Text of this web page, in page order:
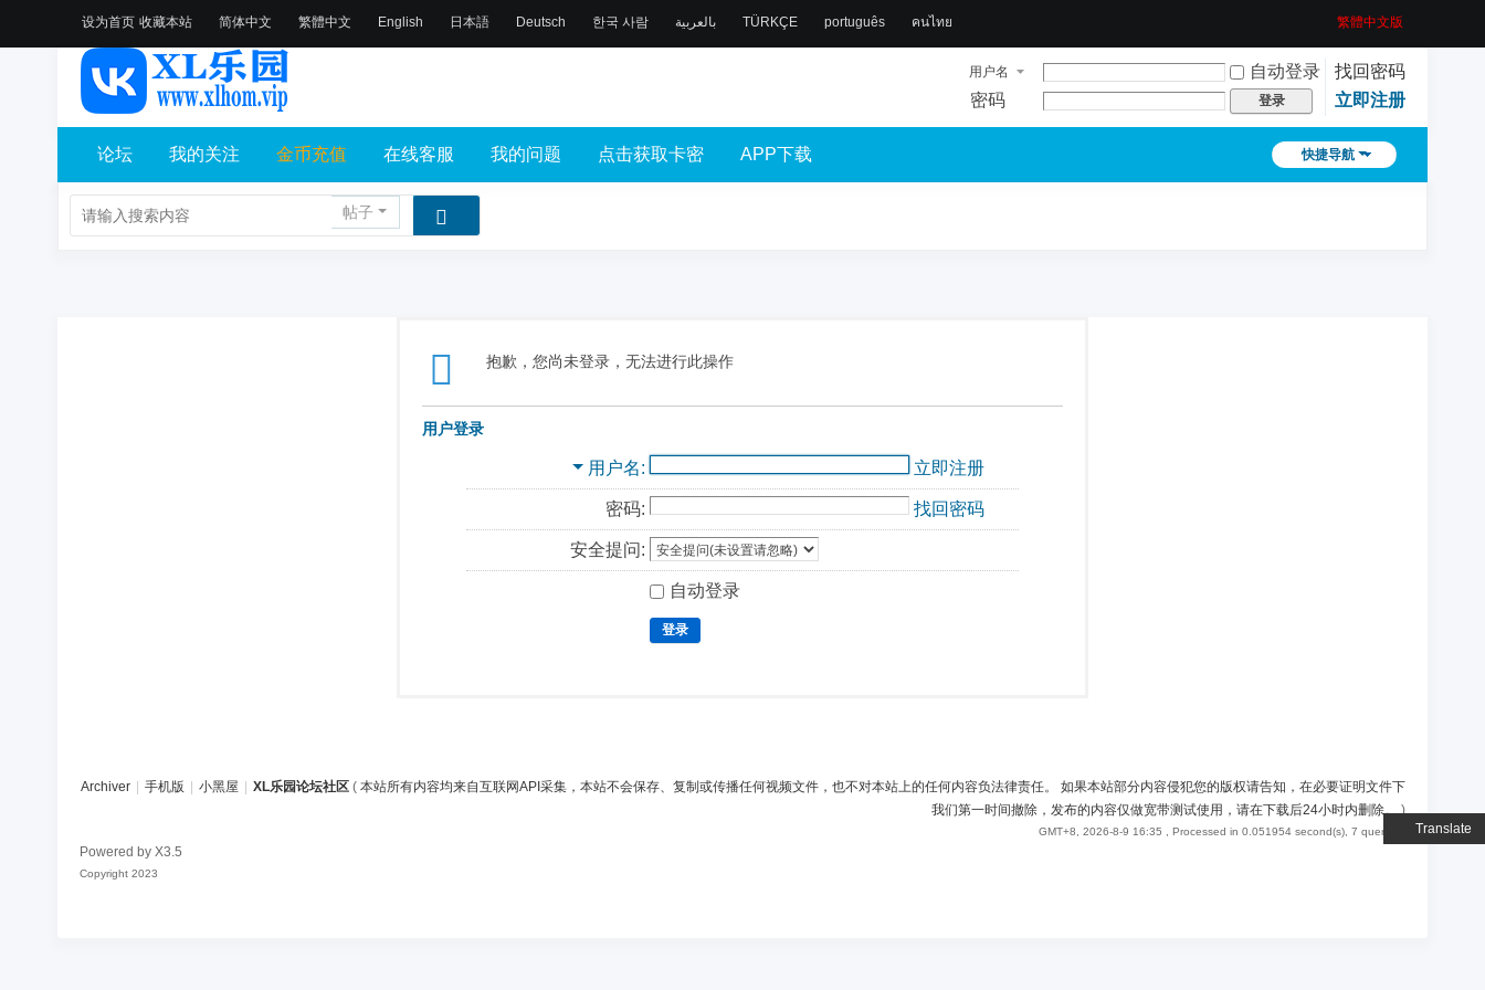
设为首页 收藏本站
Translate
简体中文 繁體中文 English 日本語 Deutsch 한국 사람 بالعربية TÜRKÇE português คนไทย 繁體中文版
用户名 自动登录
找回密码
密码
登录 立即注册
快捷导航
论坛 我的关注 金币充值 在线客服 我的问题 点击获取卡密 APP下载
帖子
抱歉，您尚未登录，无法进行此操作
用户登录
用户名 立即注册
密码: 找回密码
安全提问:
自动登录
登录
Archiver 手机版 小黑屋 XL乐园论坛社区 ( 本站所有内容均来自互联网API采集，本站不会保存、复制或传播任何视频文件，也不对本站上的任何内容负法律责任。 如果本站部分内容侵犯您的版权请告知，在必要证明文件下
我们第一时间撤除，发布的内容仅做宽带测试使用，请在下载后24小时内删除。)
GMT+8, 2026-8-9 16:35 , Processed in 0.051954 second(s), 7 queries .
Powered by X3.5
Copyright 2023